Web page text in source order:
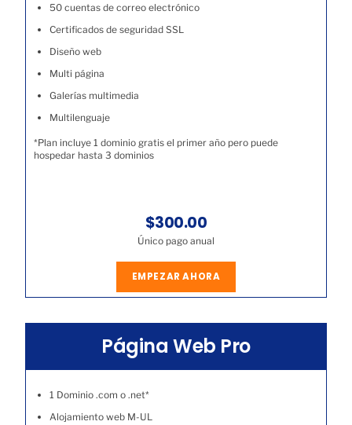
50 cuentas de correo electrónico
Certificados de seguridad SSL
Diseño web
Multi página
Galerías multimedia
Multilenguaje
*Plan incluye 1 dominio gratis el primer año pero puede
hospedar hasta 3 dominios
$300.00
Único pago anual
EMPEZAR AHORA
Página Web Pro
1 Dominio .com o .net*
Alojamiento web M-UL